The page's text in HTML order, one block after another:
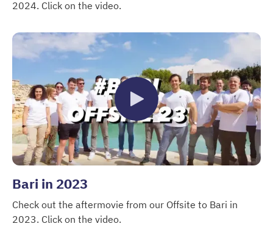
2024. Click on the video.
Bari in 2023
Check out the aftermovie from our Offsite to Bari in
2023. Click on the video.